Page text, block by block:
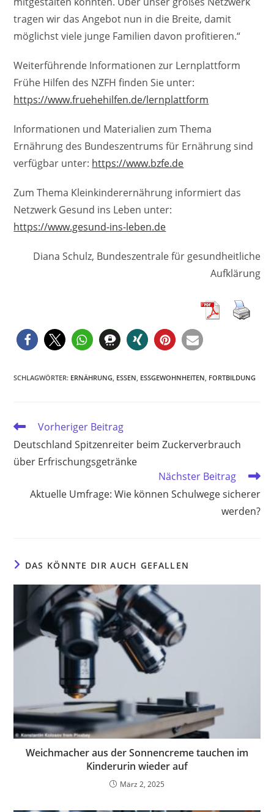
tragen wir das Angebot nun in die Breite, damit
möglichst viele junge Familien davon profitieren.“
Weiterführende Informationen zur Lernplattform
Frühe Hilfen des NZFH finden Sie unter:
https://www.fruehehilfen.de/lernplattform
Informationen und Materialien zum Thema
Ernährung des Bundeszentrums für Ernährung sind
verfügbar unter: https://www.bzfe.de
Zum Thema Kleinkinderernährung informiert das
Netzwerk Gesund ins Leben unter:
https://www.gesund-ins-leben.de
Diana Schulz, Bundeszentrale für gesundheitliche
Aufklärung
SCHLAGWÖRTER: ERNÄHRUNG ESSEN ESSGEWOHNHEITEN FORTBILDUNG
Weitere
ansehen
Vorheriger Beitrag
Deutschland Spitzenreiter beim Zuckerverbrauch
über Erfrischungsgetränke
Nächster Beitrag
Aktuelle Umfrage: Wie können Schulwege sicherer
werden?
DAS KÖNNTE DIR AUCH GEFALLEN
Weichmacher aus der Sonnencreme tauchen im
Kinderurin wieder auf
März 2, 2025